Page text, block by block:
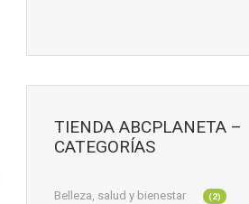
TIENDA ABCPLANETA –
CATEGORÍAS
Belleza, salud y bienestar (2)